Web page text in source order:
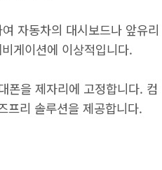
자동차의 대시보드나 앞유리
게이션에 이상적입니다.
폰을 제자리에 고정합니다. 컴
프리 솔루션을 제공합니다.